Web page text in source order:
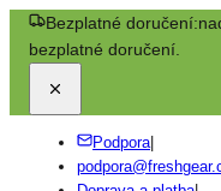
Bezplatné doručení:
bezplatné doručení.
Podpora|